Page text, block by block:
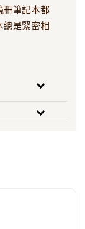
冊筆記本都
總是緊密相